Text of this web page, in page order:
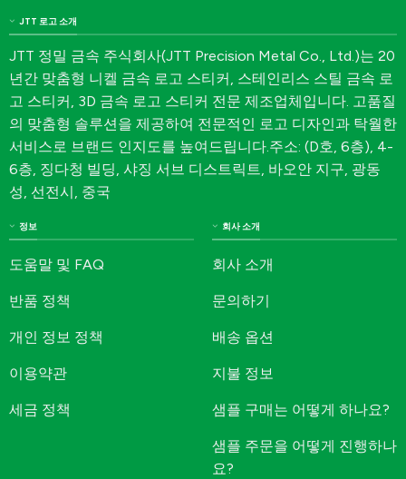
JTT 로고 소개
JTT 정밀 금속 주식회사(JTT Precision Metal Co., Ltd.)는 20
년간 맞춤형 니켈 금속 로고 스티커, 스테인리스 스틸 금속 로
고 스티커, 3D 금속 로고 스티커 전문 제조업체입니다. 고품질
의 맞춤형 솔루션을 제공하여 전문적인 로고 디자인과 탁월한
서비스로 브랜드 인지도를 높여드립니다.주소: (D호, 6층), 4-
6층, 징다청 빌딩, 샤징 서브 디스트릭트, 바오안 지구, 광동
성, 선전시, 중국
정보
도움말 및 FAQ
반품 정책
개인 정보 정책
이용약관
세금 정책
회사 소개
회사 소개
문의하기
배송 옵션
지불 정보
샘플 구매는 어떻게 하나요?
샘플 주문을 어떻게 진행하나
요?